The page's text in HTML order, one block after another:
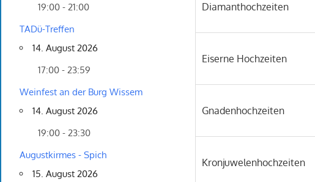
Diamanthochzeiten
Eiserne Hochzeiten
Gnadenhochzeiten
Kronjuwelenhochzeiten
19:00 - 21:00
TADü-Treffen
14. August 2026
17:00 - 23:59
Weinfest an der Burg Wissem
14. August 2026
19:00 - 23:30
Augustkirmes - Spich
15. August 2026